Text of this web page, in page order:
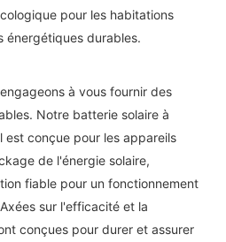
pour les habitations
énergétiques durables.
à vous fournir des
Notre batterie solaire à
conçue pour les appareils
de l'énergie solaire,
fiable pour un fonctionnement
sur l'efficacité et la
conçues pour durer et assurer